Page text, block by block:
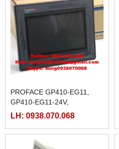
PROFACE GP410-EG11,
GP410-EG11-24V,
LH: 0938.070.068